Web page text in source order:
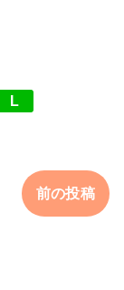
L
前の投稿